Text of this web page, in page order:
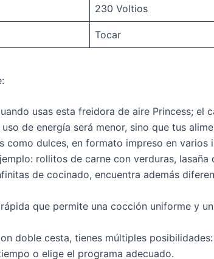
230 Voltios
Tocar
usas esta freidora de aire Princess; el
de energía será menor, sino que tus
dulces, en formato impreso en
rollitos de carne con verduras,
de cocinado, encuentra además
que permite una cocción uniforme y
doble cesta, tienes múltiples
o elige el programa adecuado.